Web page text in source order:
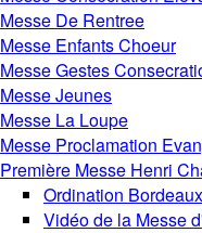
Messe De Rentree
Messe Enfants Choeur
Messe Gestes
Messe Jeunes
Messe La Loupe
Messe Proclamation
Première Messe Henri
Ordination
Vidéo de la Messe